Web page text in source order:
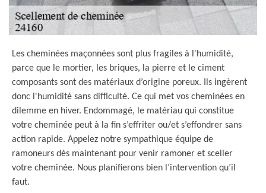
Les cheminées maçonnées sont plus fragiles à l'humidité,
parce que le mortier, les briques, la pierre et le ciment
composants sont des matériaux d’origine poreux. Ils ingèrent
donc l'humidité sans difficulté. Ce qui met vos cheminées en
dilemme en hiver. Endommagé, le matériau qui constitue
votre cheminée peut à la fin s’effriter ou/et s’effondrer sans
action rapide. Appelez notre sympathique équipe de
ramoneurs dès maintenant pour venir ramoner et sceller
votre cheminée. Nous planifierons bien l’intervention qu’il
faut.